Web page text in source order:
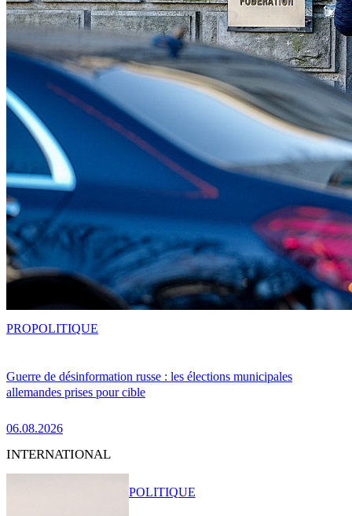
Guerre de désinformation russe : les élections municipales
allemandes prises pour cible
06.08.2026
PROPOLITIQUE
INTERNATIONAL
POLITIQUE